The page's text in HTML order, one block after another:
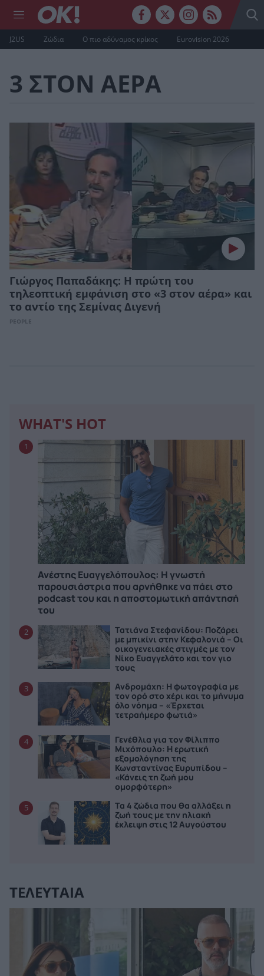
J2US Ζώδια Ο πιο αδύναμος κρίκος Eurovision 2026
3 ΣΤΟΝ ΑΕΡΑ
Γιώργος Παπαδάκης: Η πρώτη του
τηλεοπτική εμφάνιση στο «3 στον αέρα» και
το αντίο της Σεμίνας Διγενή
PEOPLE
WHAT'S HOT
1
Ανέστης Ευαγγελόπουλος: Η γνωστή
παρουσιάστρια που αρνήθηκε να πάει στο
podcast του και η αποστομωτική απάντησή
του
2
Τατιάνα Στεφανίδου: Ποζάρει
με μπικίνι στην Κεφαλονιά – Οι
οικογενειακές στιγμές με τον
Νίκο Ευαγγελάτο και τον γιο
τους
3
Ανδρομάχη: Η φωτογραφία με
τον ορό στο χέρι και το μήνυμα
όλο νόημα – «Έρχεται
τετραήμερο φωτιά»
4
Γενέθλια για τον Φίλιππο
Μιχόπουλο: Η ερωτική
εξομολόγηση της
Κωνσταντίνας Ευρυπίδου –
«Κάνεις τη ζωή μου
ομορφότερη»
5
Τα 4 ζώδια που θα αλλάξει η
ζωή τους με την ηλιακή
έκλειψη στις 12 Αυγούστου
ΤΕΛΕΥΤΑΙΑ